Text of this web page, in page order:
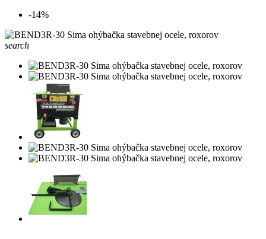
-14%
search